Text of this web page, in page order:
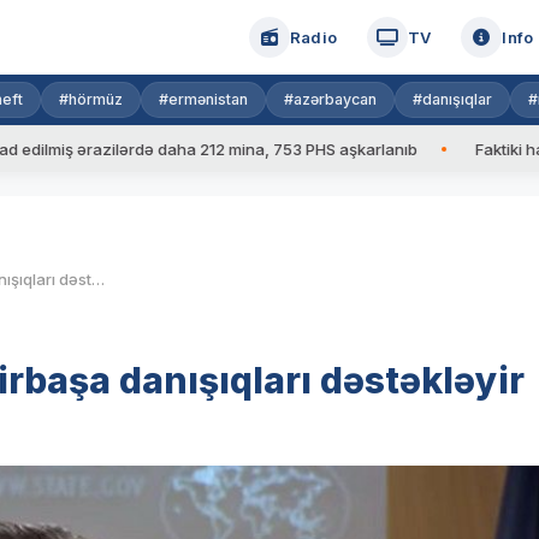
Radio TV Info
#hörmüz #ermənistan #azərbaycan #danışıqlar
ərazilərdə daha 212 mina, 753 PHS aşkarlanıb Faktiki hava: 39
ABŞ İrəvan-Bakı arasında birbaşa danışıqları dəstəkləyir
danışıqları dəstəkləyir